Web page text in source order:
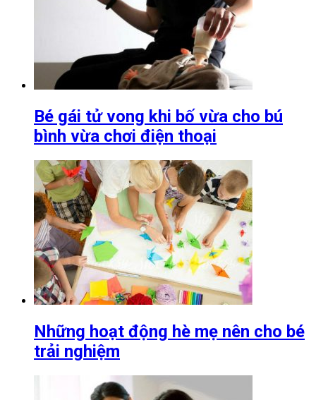
Bé gái tử vong khi bố vừa cho bú
bình vừa chơi điện thoại
Những hoạt động hè mẹ nên cho bé
trải nghiệm